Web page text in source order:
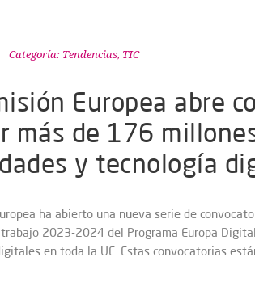
Categoría: Tendencias, TIC
Europea abre
más de 176
y tecnología
ha abierto una nueva serie de
trabajo 2023-2024 del Programa Europa
en toda la UE. Estas convocatorias